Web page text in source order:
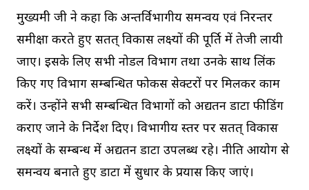
मुख्यमंत्री जी ने कहा कि अन्तर्विभागीय समन्वय एवं निरन्तर
समीक्षा करते हुए सतत् विकास लक्ष्यों की पूर्ति में तेजी लायी
जाए। इसके लिए सभी नोडल विभाग तथा उनके साथ लिंक
किए गए विभाग सम्बन्धित फोकस सेक्टरों पर मिलकर काम
करें। उन्होंने सभी सम्बन्धित विभागों को अद्यतन डाटा फीडिंग
कराए जाने के निर्देश दिए। विभागीय स्तर पर सतत् विकास
लक्ष्यों के सम्बन्ध में अद्यतन डाटा उपलब्ध रहे। नीति आयोग से
समन्वय बनाते हुए डाटा में सुधार के प्रयास किए जाएं।